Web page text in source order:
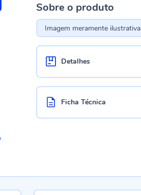
Sobre o produto
Imagem meramente ilustrativa
Detalhes
Ficha Técnica